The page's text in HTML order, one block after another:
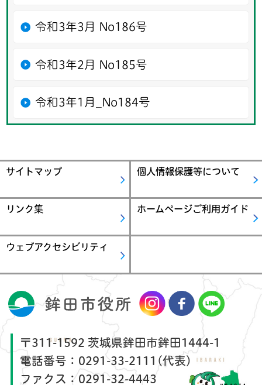
令和3年3月 No186号
令和3年2月 No185号
令和3年1月_No184号
サイトマップ 個人情報保護等について
リンク集 ホームページご利用ガイド
ウェブアクセシビリティ
〒311-1592 茨城県鉾田市鉾田1444-1
電話番号： 0291-33-2111(代表)
ファクス： 0291-32-4443